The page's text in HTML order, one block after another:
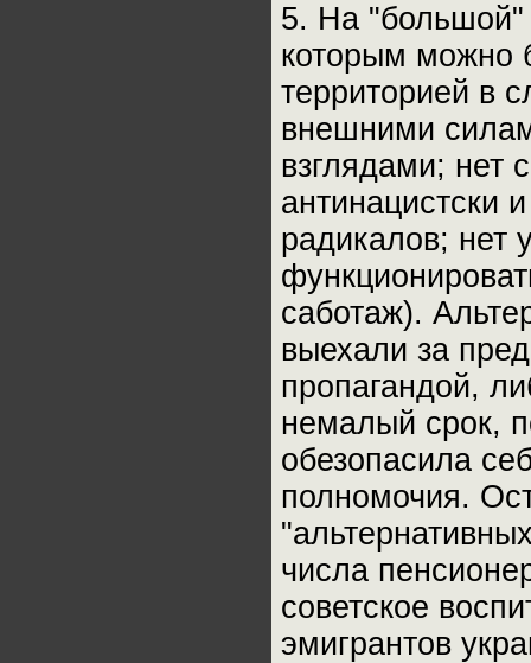
5. На "большой"
которым можно
территорией в
внешними
взглядами; нет
антинацистски
радикалов; нет
саботаж).
выехали за
пропагандой,
немалый срок,
обезопасила
полномочия.
числа
советское
эмигрантов